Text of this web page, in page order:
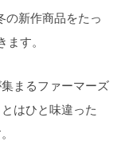
の新作商品をたっ
す。
まるファーマーズ
はひと味違った